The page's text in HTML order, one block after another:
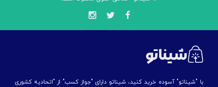
با "شیناتو" آسوده خرید کنید، شیناتو دارای "جواز کسب" از "اتحادیه کشوری